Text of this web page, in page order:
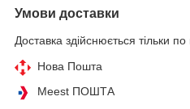
Умови доставки
Доставка здійснюється тільки
Нова Пошта
Meest ПОШТА